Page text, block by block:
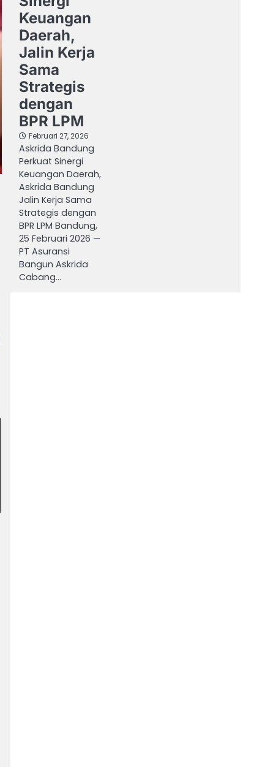
Keuangan
Daerah,
Jalin Kerja
Sama
Strategis
dengan
BPR LPM
Februari 27, 2026
Askrida Bandung
Perkuat Sinergi
Keuangan Daerah,
Askrida Bandung
Jalin Kerja Sama
Strategis dengan
BPR LPM Bandung,
25 Februari 2026 —
PT Asuransi
Bangun Askrida
Cabang…